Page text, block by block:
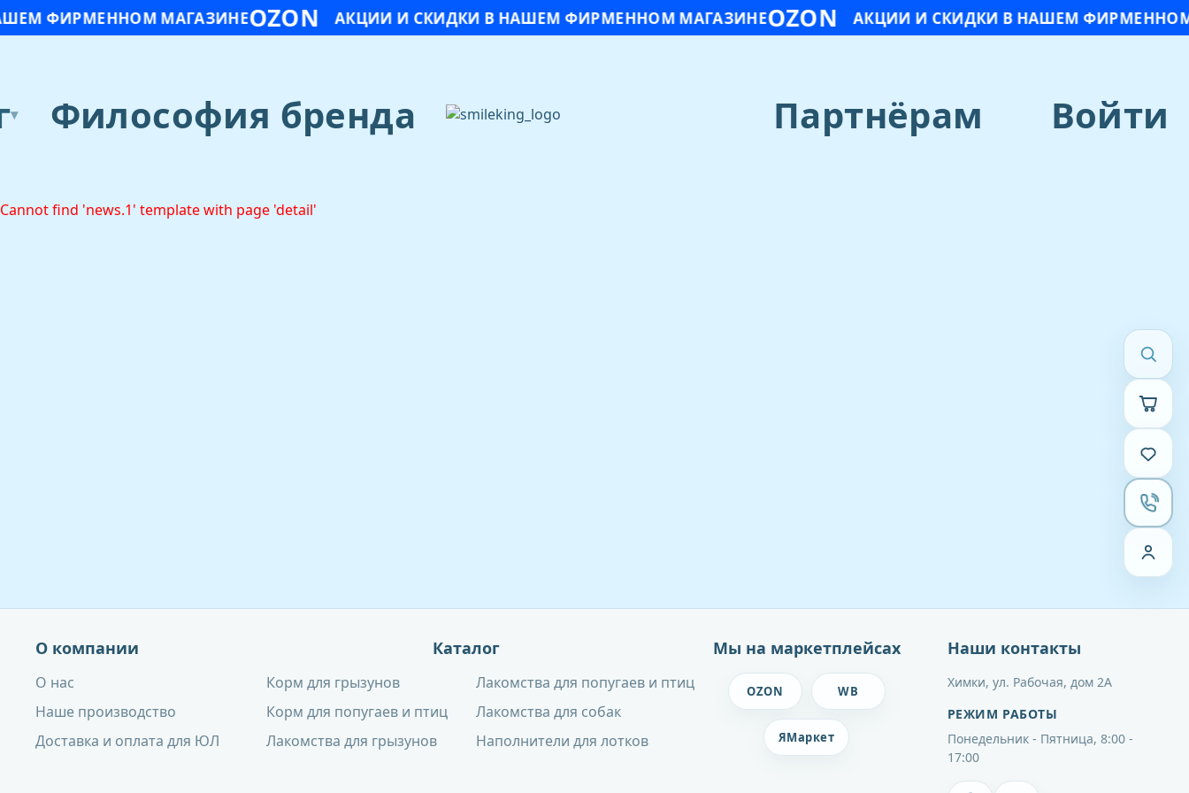
ФИРМЕННОМ МАГАЗИНЕOZON АКЦИИ И СКИДКИ В НАШЕМ ФИРМЕННОМ МАГАЗИНЕOZON АКЦИИ И СКИДКИ В НАШЕМ ФИРМЕННОМ
▾ Философия бренда Партнёрам Войти
Cannot find 'news.1' template with page 'detail'
О компании
О нас
Наше производство
Доставка и оплата для ЮЛ
Каталог
Корм для грызунов
Корм для попугаев и птиц
Лакомства для грызунов
Лакомства для попугаев и птиц
Лакомства для собак
Наполнители для лотков
Мы на маркетплейсах
OZON WB
ЯМаркет
Наши контакты
Химки, ул. Рабочая, дом 2А
РЕЖИМ РАБОТЫ
Понедельник - Пятница, 8:00 -
17:00